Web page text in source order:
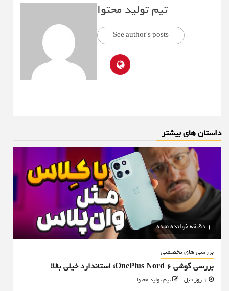
تیم تولید محتوا
See author's posts
داستان های بیشتر
1 دقیقه خوانده شده
بررسی های تخصصی
بررسی گوشی OnePlus Nord 6؛ استاندارد خیلی بالا!
تیم تولید محتوا